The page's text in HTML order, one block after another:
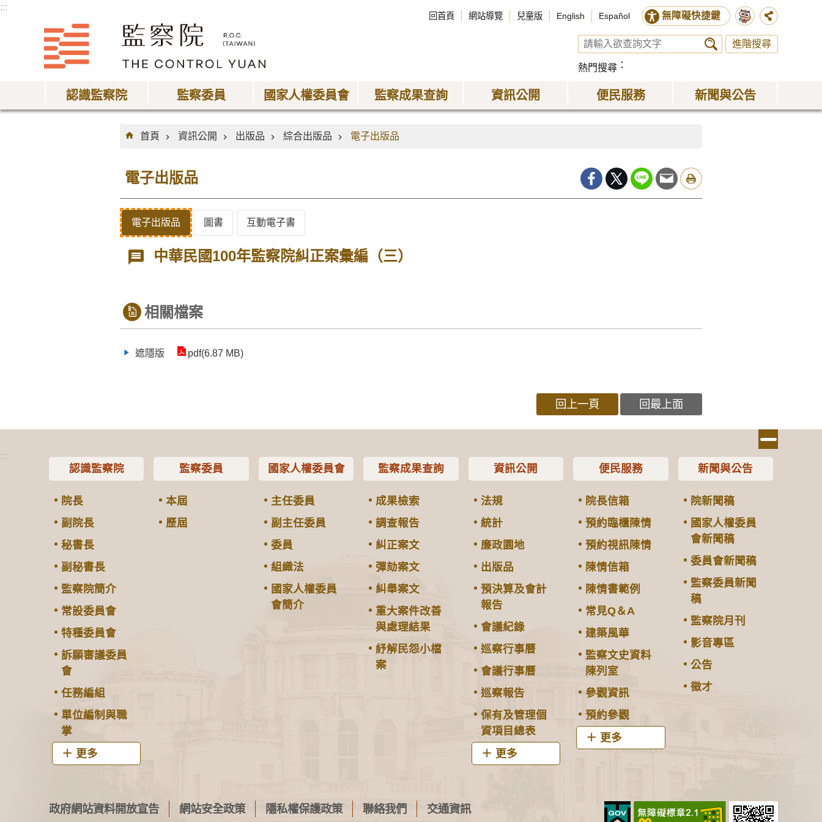
:::
回首頁 網站導覽 兒童版 English Español 無障礙快捷鍵
進階搜尋
熱門搜尋
認識監察院 監察委員 國家人權委員會 監察成果查詢 資訊公開 便民服務 新聞與公告
:::
首頁
資訊公開 出版品 綜合出版品 電子出版品
電子出版品
電子出版品 圖書 互動電子書
中華民國100年監察院糾正案彙編（三）
相關檔案
遮隱版 pdf(6.87 MB)
回上一頁 回最上面
:::
認識監察院
院長
副院長
秘書長
副秘書長
監察院簡介
常設委員會
特種委員會
訴願審議委員
會
任務編組
單位編制與職
掌
更多
監察委員
本屆
歷屆
國家人權委員會
主任委員
副主任委員
委員
組織法
國家人權委員
會簡介
監察成果查詢
成果檢索
調查報告
糾正案文
彈劾案文
糾舉案文
重大案件改善
與處理結果
紓解民怨小檔
案
資訊公開
法規
統計
廉政園地
出版品
預決算及會計
報告
會議紀錄
巡察行事曆
會議行事曆
巡察報告
保有及管理個
資項目總表
更多
便民服務
院長信箱
預約臨櫃陳情
預約視訊陳情
陳情信箱
陳情書範例
常見Q＆A
建築風華
監察文史資料
陳列室
參觀資訊
預約參觀
更多
新聞與公告
院新聞稿
國家人權委員
會新聞稿
委員會新聞稿
監察委員新聞
稿
監察院月刊
影音專區
公告
徵才
政府網站資料開放宣告 網站安全政策 隱私權保護政策 聯絡我們 交通資訊